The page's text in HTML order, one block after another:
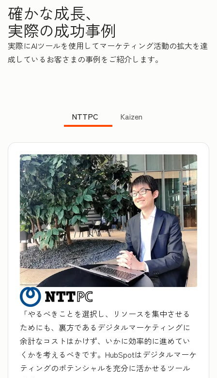
確かな成長、
実際の成功事例
実際にAIツールを使用してマーケティング活動の拡大を達
成しているお客さまの事例をご紹介します。
NTTPC Kaizen
「やるべきことを選択し、リソースを集中させる
ためにも、裏方であるデジタルマーケティングに
余計なコストはかけず、いかに効率的に進めてい
くかを考えるべきです。HubSpotはデジタルマーケ
ティングのポテンシャルを充分に活かせるツール